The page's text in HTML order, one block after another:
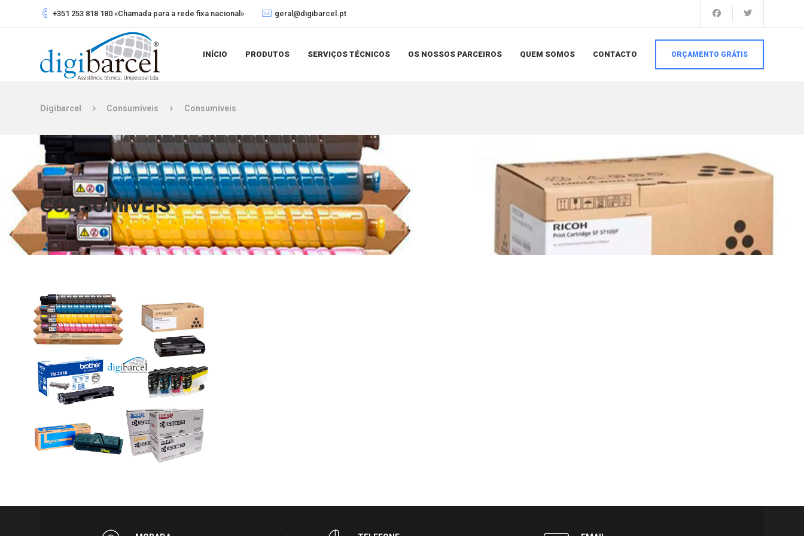
+351 253 818 180 «Chamada para a rede fixa nacional» geral@digibarcel.pt
INÍCIO PRODUTOS SERVIÇOS TÉCNICOS OS NOSSOS PARCEIROS QUEM SOMOS CONTACTO ORÇAMENTO GRÁTIS
Digibarcel Consumíveis Consumiveis
CONSUMIVEIS